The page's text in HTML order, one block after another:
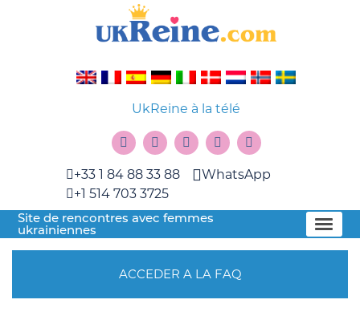
UkReine à la télé
+33 1 84 88 33 88
+1 514 703 3725
WhatsApp
Site de rencontres avec femmes
ukrainiennes
ACCEDER A LA FAQ